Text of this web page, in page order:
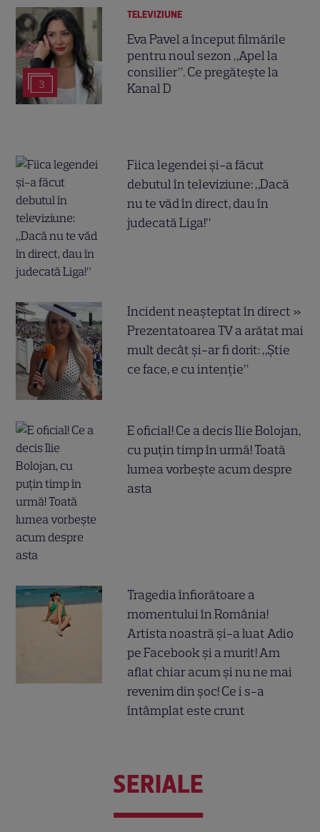
3
TELEVIZIUNE
Eva Pavel a început filmările
pentru noul sezon „Apel la
consilier”. Ce pregătește la
Kanal D
Fiica legendei și-a făcut
debutul în televiziune: „Dacă
nu te văd în direct, dau în
judecată Liga!”
Incident neașteptat în direct »
Prezentatoarea TV a arătat mai
mult decât și-ar fi dorit: „Știe
ce face, e cu intenție”
E oficial! Ce a decis Ilie Bolojan,
cu puțin timp în urmă! Toată
lumea vorbește acum despre
asta
Tragedia înfiorătoare a
momentului în România!
Artista noastră și-a luat Adio
pe Facebook și a murit! Am
aflat chiar acum și nu ne mai
revenim din șoc! Ce i s-a
întâmplat este crunt
SERIALE